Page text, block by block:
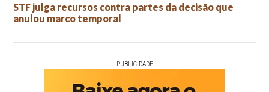
STF julga recursos contra partes da decisão que
anulou marco temporal
PUBLICIDADE